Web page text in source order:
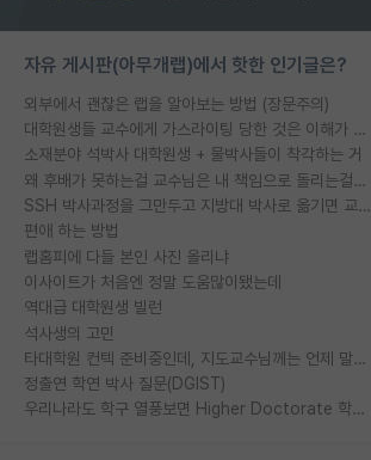
자유 게시판(아무개랩)에서 핫한 인기글은?
외부에서 괜찮은 랩을 알아보는 방법 (장문주의)
대학원생들 교수에게 가스라이팅 당한 것은 이해가 갑니다. 안타깝네요.
소재분야 석박사 대학원생 + 물박사들이 착각하는 거
왜 후배가 못하는걸 교수님은 내 책임으로 돌리는걸까요?
SSH 박사과정을 그만두고 지방대 박사로 옮기면 교수의 꿈은 끝일까요?
편애 하는 방법
랩홈피에 다들 본인 사진 올리냐
이사이트가 처음엔 정말 도움많이됐는데
역대급 대학원생 빌런
석사생의 고민
타대학원 컨텍 준비중인데, 지도교수님께는 언제 말씀드려야 할까요?
정출연 학연 박사 질문(DGIST)
우리나라도 학구 열풍보면 Higher Doctorate 학위가 필요하다고 봅니다.